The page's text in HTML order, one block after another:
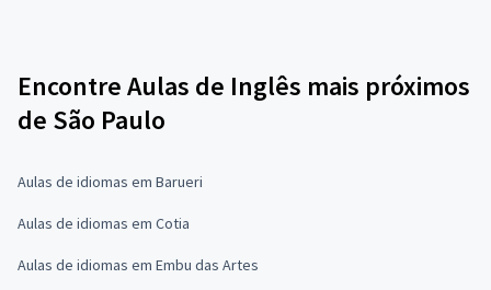
Encontre Aulas de Inglês mais próximos
de São Paulo
Aulas de idiomas em Barueri
Aulas de idiomas em Cotia
Aulas de idiomas em Embu das Artes